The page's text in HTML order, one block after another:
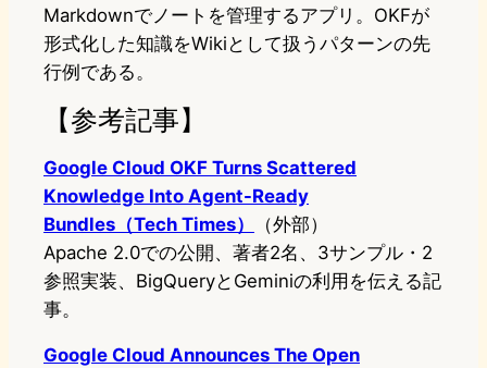
Markdownでノートを管理するアプリ。OKFが
形式化した知識をWikiとして扱うパターンの先
行例である。
【参考記事】
Google Cloud OKF Turns Scattered
Knowledge Into Agent-Ready
Bundles（Tech Times）
（外部）
Apache 2.0での公開、著者2名、3サンプル・2
参照実装、BigQueryとGeminiの利用を伝える記
事。
Google Cloud Announces The Open